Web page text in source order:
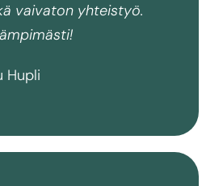
vaivaton yhteistyö.
Hupli